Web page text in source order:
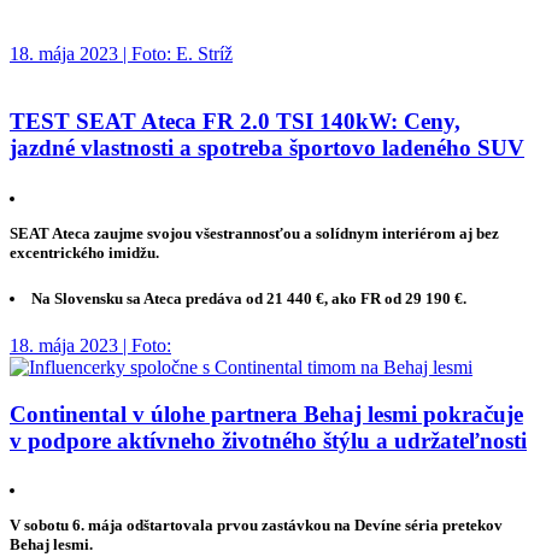
18. mája 2023 | Foto: E. Stríž
TEST SEAT Ateca FR 2.0 TSI 140kW: Ceny,
jazdné vlastnosti a spotreba športovo ladeného SUV
SEAT Ateca zaujme svojou všestrannosťou a solídnym interiérom aj bez
excentrického imidžu.
Na Slovensku sa Ateca predáva od 21 440 €, ako FR od 29 190 €.
18. mája 2023 | Foto:
Continental v úlohe partnera Behaj lesmi pokračuje
v podpore aktívneho životného štýlu a udržateľnosti
V sobotu 6. mája odštartovala prvou zastávkou na Devíne séria pretekov
Behaj lesmi.